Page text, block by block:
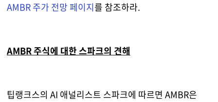
AMBR 주가 전망 페이지를 참조하라.
AMBR 주식에 대한 스파크의 견해
팁랭크스의 AI 애널리스트 스파크에 따르면 AMBR은